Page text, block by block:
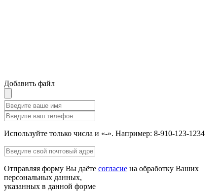
Добавить файл
Используйте только числа и «-». Например: 8-910-123-1234
Отправляя форму Вы даёте согласие на обработку Ваших
персональных данных,
указанных в данной форме